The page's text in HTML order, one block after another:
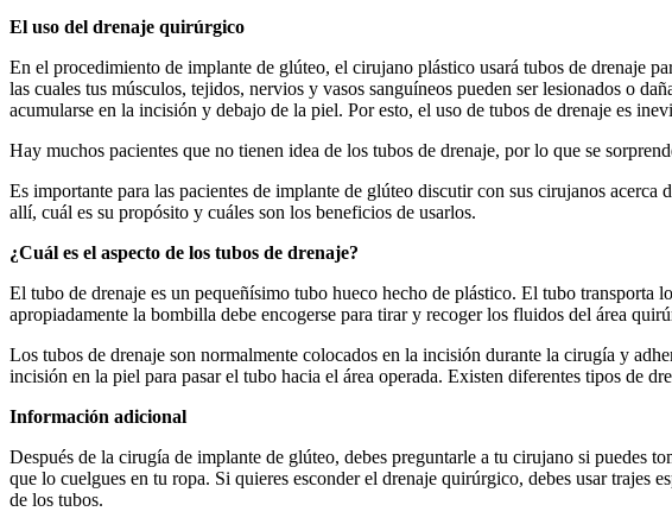
El uso del drenaje quirúrgico
En el procedimiento de implante de glúteo, el cirujano plástico usará tubos de drenaje
las cuales tus músculos, tejidos, nervios y vasos sanguíneos pueden ser lesionados o
acumularse en la incisión y debajo de la piel. Por esto, el uso de tubos de drenaje es
Hay muchos pacientes que no tienen idea de los tubos de drenaje, por lo que se
Es importante para las pacientes de implante de glúteo discutir con sus cirujanos
allí, cuál es su propósito y cuáles son los beneficios de usarlos.
¿Cuál es el aspecto de los tubos de drenaje?
El tubo de drenaje es un pequeñísimo tubo hueco hecho de plástico. El tubo
apropiadamente la bombilla debe encogerse para tirar y recoger los fluidos del área
Los tubos de drenaje son normalmente colocados en la incisión durante la cirugía y
incisión en la piel para pasar el tubo hacia el área operada. Existen diferentes tipos de
Información adicional
Después de la cirugía de implante de glúteo, debes preguntarle a tu cirujano si puedes
que lo cuelgues en tu ropa. Si quieres esconder el drenaje quirúrgico, debes usar trajes
de los tubos.